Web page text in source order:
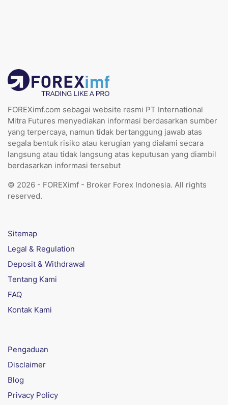
FOREXimf.com sebagai website resmi PT International
Mitra Futures menyediakan informasi berdasarkan sumber
yang terpercaya, namun tidak bertanggung jawab atas
segala bentuk risiko atau kerugian yang dialami secara
langsung atau tidak langsung atas keputusan yang diambil
berdasarkan informasi tersebut
© 2026 - FOREXimf - Broker Forex Indonesia. All rights
reserved.
Sitemap
Legal & Regulation
Deposit & Withdrawal
Tentang Kami
FAQ
Kontak Kami
Pengaduan
Disclaimer
Blog
Privacy Policy